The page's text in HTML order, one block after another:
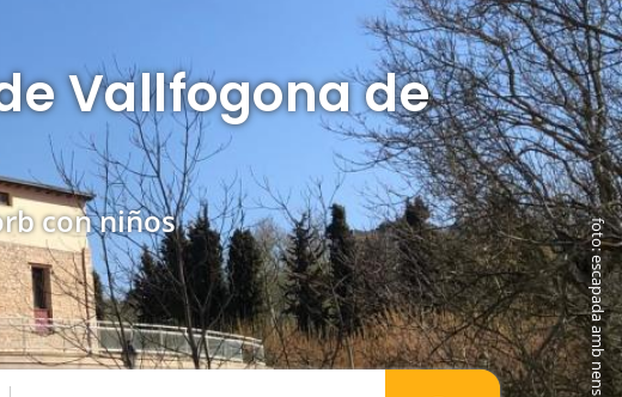
Vallfogona de
con niños foto: escapada amb nens